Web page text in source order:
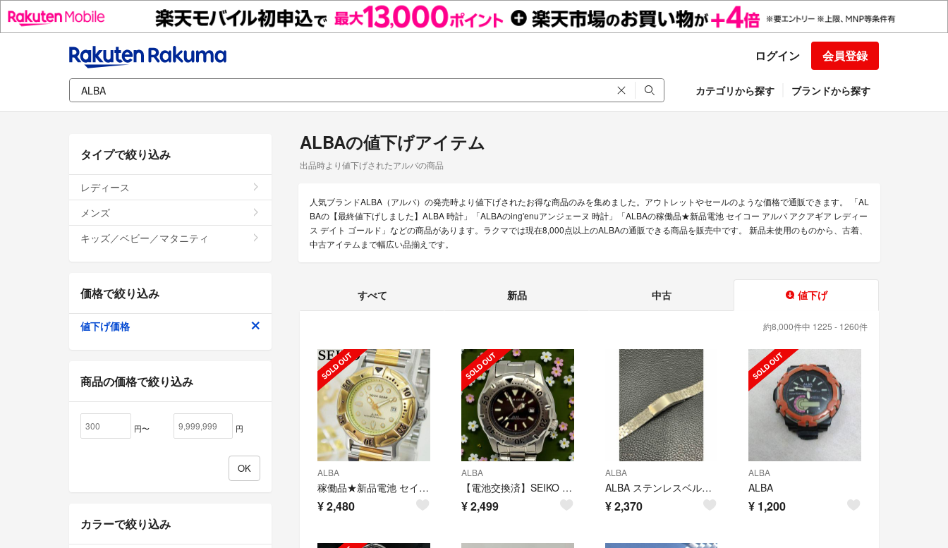
ログイン 会員登録
カテゴリから探す ブランドから探す
ALBAの値下げアイテム
出品時より値下げされたアルバの商品
人気ブランドALBA（アルバ）の発売時より値下げされたお得な商品のみを集めました。アウトレットやセールのような価格で通販できます。 「AL
BAの【最終値下げしました】ALBA 時計」「ALBAのing'enuアンジェーヌ 時計」「ALBAの稼働品★新品電池 セイコー アルバ アクアギア レディー
ス デイト ゴールド」などの商品があります。ラクマでは現在8,000点以上のALBAの通販できる商品を販売中です。 新品未使用のものから、古着、
中古アイテムまで幅広い品揃えです。
すべて 新品 中古 値下げ
約8,000件中 1225 - 1260件
ALBA
稼働品★新品電池 セイコー アルバ アクアギア レディース デイト ゴールド
¥2,480
ALBA
【電池交換済】SEIKO ALBA ダイバーズウォッチ V782-0220
¥2,499
ALBA
ALBA ステンレスベルト メンズ レディース
¥2,370
ALBA
ALBA
¥ 1,200
タイプで絞り込み
レディース
メンズ
キッズ／ベビー／マタニティ
価格で絞り込み
値下げ価格
商品の価格で絞り込み
円〜 円
カラーで絞り込み